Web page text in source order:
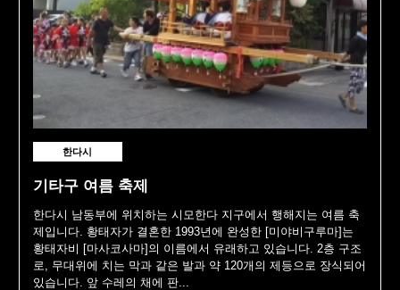
한다시
기타구 여름 축제
한다시 남동부에 위치하는 시모한다 지구에서 행해지는 여름 축
제입니다. 황태자가 결혼한 1993년에 완성한 [미야비구루마]는
황태자비 [마사코사마]의 이름에서 유래하고 있습니다. 2층 구조
로, 무대위에 치는 막과 같은 발과 약 120개의 제등으로 장식되어
있습니다. 앞 수레의 채에 판...